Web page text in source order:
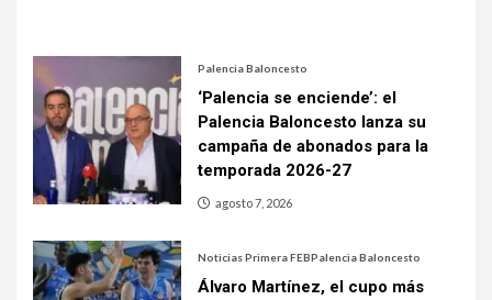
Palencia Baloncesto
‘Palencia se enciende’: el
Palencia Baloncesto lanza su
campaña de abonados para la
temporada 2026-27
agosto 7, 2026
Noticias Primera FEBPalencia Baloncesto
Álvaro Martínez, el cupo más